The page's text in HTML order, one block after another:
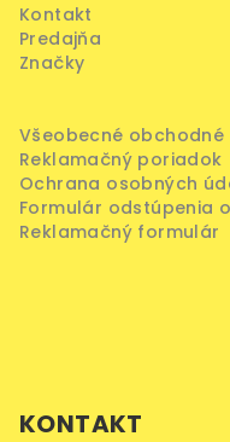
Kontakt
Predajňa
Značky
Všeobecné obchodné
Reklamačný poriadok
Ochrana osobných
Formulár odstúpenia
Reklamačný formulár
KONTAKT